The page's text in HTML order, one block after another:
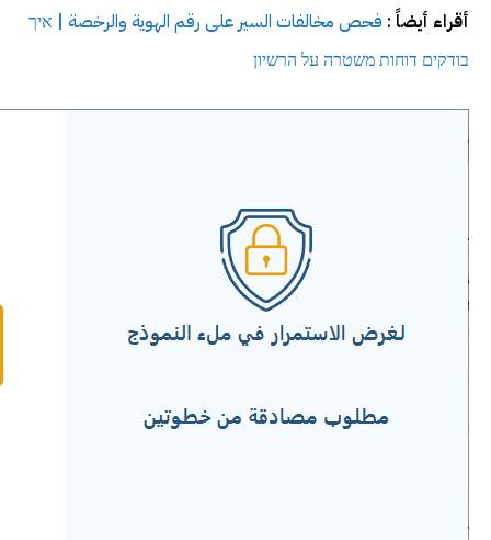
أقراء أيضاً : فحص مخالفات السير على رقم الهوية والرخصة | איך
בודקים דוחות משטרה על הרשיון